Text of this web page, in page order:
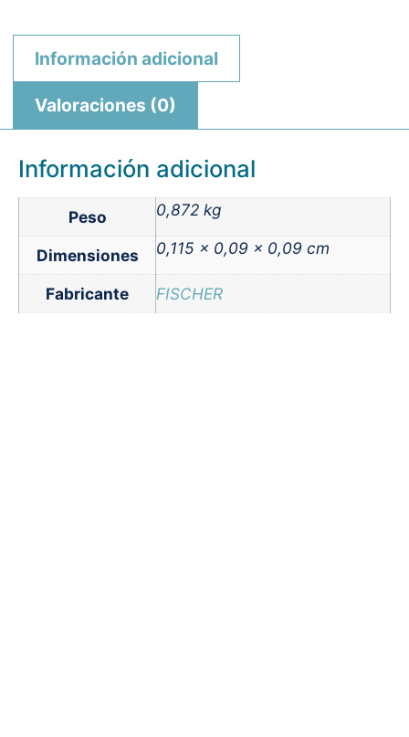
Información adicional
Valoraciones (0)
Información adicional
Peso 0,872 kg
Dimensiones 0,115 × 0,09 × 0,09 cm
Fabricante FISCHER